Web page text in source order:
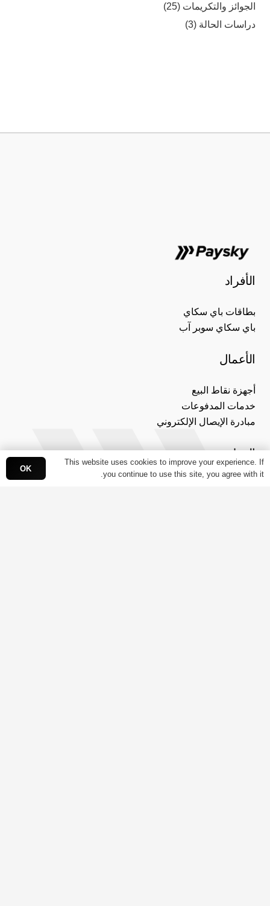
الجوائز والتكريمات (25)
دراسات الحالة (3)
الأفراد
بطاقات باي سكاي
باي سكاي سوبر آب
الأعمال
أجهزة نقاط البيع
خدمات المدفوعات
مبادرة الإيصال الإلكتروني
البنوك
This website uses cookies to improve your experience. If
you continue to use this site, you agree with it.
OK